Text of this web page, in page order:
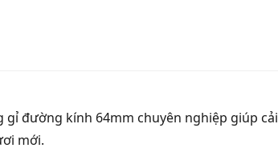
đường kính 64mm chuyên nghiệp giúp cải
mới.